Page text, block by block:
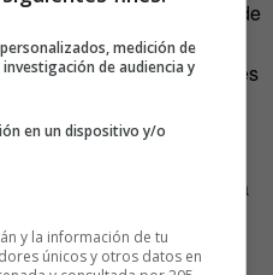
definirse así, es el Grupo de
dedream teamdel pop
como una de sus voces
de 091, de los pioneros
Nick para comenzar a
de la ciudad era una
ávido de estímulos.
medición de
de audiencia y
en un dispositivo y/o
y la información de tu
únicos y otros datos en